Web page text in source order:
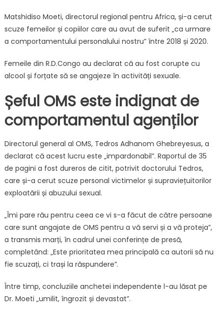
Matshidiso Moeti, directorul regional pentru Africa, și-a cerut
scuze femeilor și copiilor care au avut de suferit „ca urmare
a comportamentului personalului nostru” între 2018 și 2020.
Femeile din R.D.Congo au declarat că au fost corupte cu
alcool și forțate să se angajeze în activități sexuale.
Șeful OMS este indignat de
comportamentul agenților
Directorul general al OMS, Tedros Adhanom Ghebreyesus, a
declarat că acest lucru este „impardonabil”. Raportul de 35
de pagini a fost dureros de citit, potrivit doctorului Tedros,
care și-a cerut scuze personal victimelor și supraviețuitorilor
exploatării și abuzului sexual.
„Îmi pare rău pentru ceea ce vi s-a făcut de către persoane
care sunt angajate de OMS pentru a vă servi și a vă proteja”,
a transmis marți, în cadrul unei conferințe de presă,
completând: „Este prioritatea mea principală ca autorii să nu
fie scuzați, ci trași la răspundere”.
Între timp, concluziile anchetei independente l-au lăsat pe
Dr. Moeti „umilit, îngrozit și devastat”.